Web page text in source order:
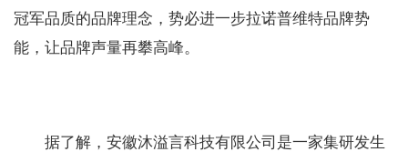
冠军品质的品牌理念，势必进一步拉诺普维特品牌势
能，让品牌声量再攀高峰。
据了解，安徽沐溢言科技有限公司是一家集研发生